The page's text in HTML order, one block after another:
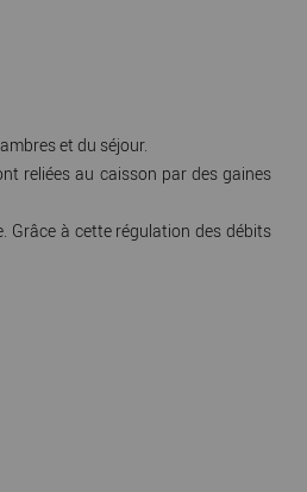
et du séjour.
reliées au caisson par des gaines
Grâce à cette régulation des débits